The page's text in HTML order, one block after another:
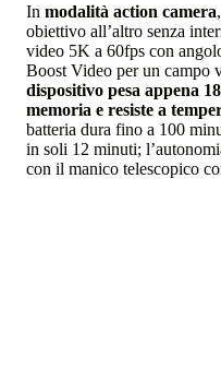
In modalità action camera
obiettivo all’altro senza
video 5K a 60fps con
Boost Video per un campo
dispositivo pesa appena
memoria e resiste a
batteria dura fino a 100
in soli 12 minuti;
con il manico telescopico